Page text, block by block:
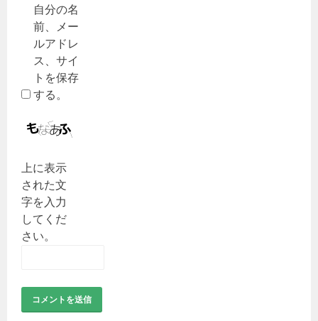
自分の名
前、メー
ルアドレ
ス、サイ
トを保存
する。
上に表示
された文
字を入力
してくだ
さい。